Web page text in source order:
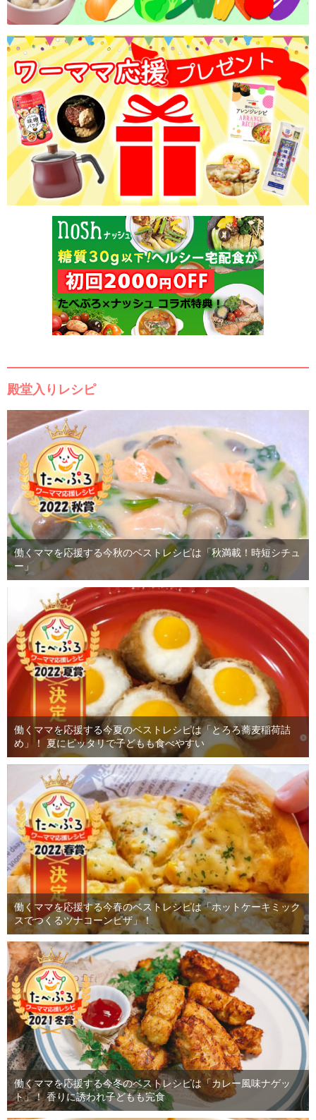
殿堂入りレシピ
働くママを応援する今秋のベストレシピは「秋満載！時短シチュ
ー」
働くママを応援する今夏のベストレシピは「とろろ蕎麦稲荷詰
め」！ 夏にピッタリで子どもも食べやすい
働くママを応援する今春のベストレシピは「ホットケーキミック
スでつくるツナコーンピザ」！
働くママを応援する今冬のベストレシピは「カレー風味ナゲッ
ト」！ 香りに誘われ子どもも完食